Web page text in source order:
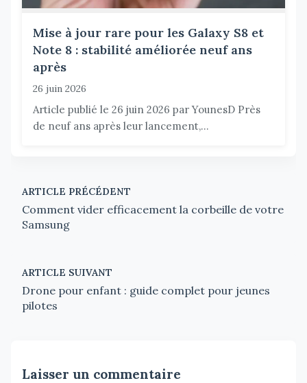
Mise à jour rare pour les Galaxy S8 et
Note 8 : stabilité améliorée neuf ans
après
26 juin 2026
Article publié le 26 juin 2026 par YounesD Près
de neuf ans après leur lancement,...
ARTICLE PRÉCÉDENT
Comment vider efficacement la corbeille de votre
Samsung
ARTICLE SUIVANT
Drone pour enfant : guide complet pour jeunes
pilotes
Laisser un commentaire